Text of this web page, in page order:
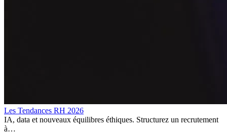
Les Tendances RH 2026
IA, data et nouveaux équilibres éthiques. Structurez un recrutement
à…